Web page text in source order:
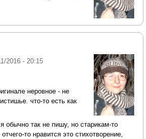
2016 - 20:15
неровное - не
что-то есть как
обычно так не пишу, но старикам-то
то нравится это стихотворение,